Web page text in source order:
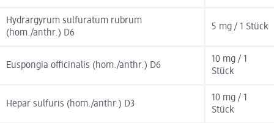
Hydrargyrum sulfuratum rubrum
(hom./anthr.) D6
5 mg / 1 Stück
Euspongia officinalis (hom./anthr.) D6
10 mg / 1
Stück
Hepar sulfuris (hom./anthr.) D3
10 mg / 1
Stück